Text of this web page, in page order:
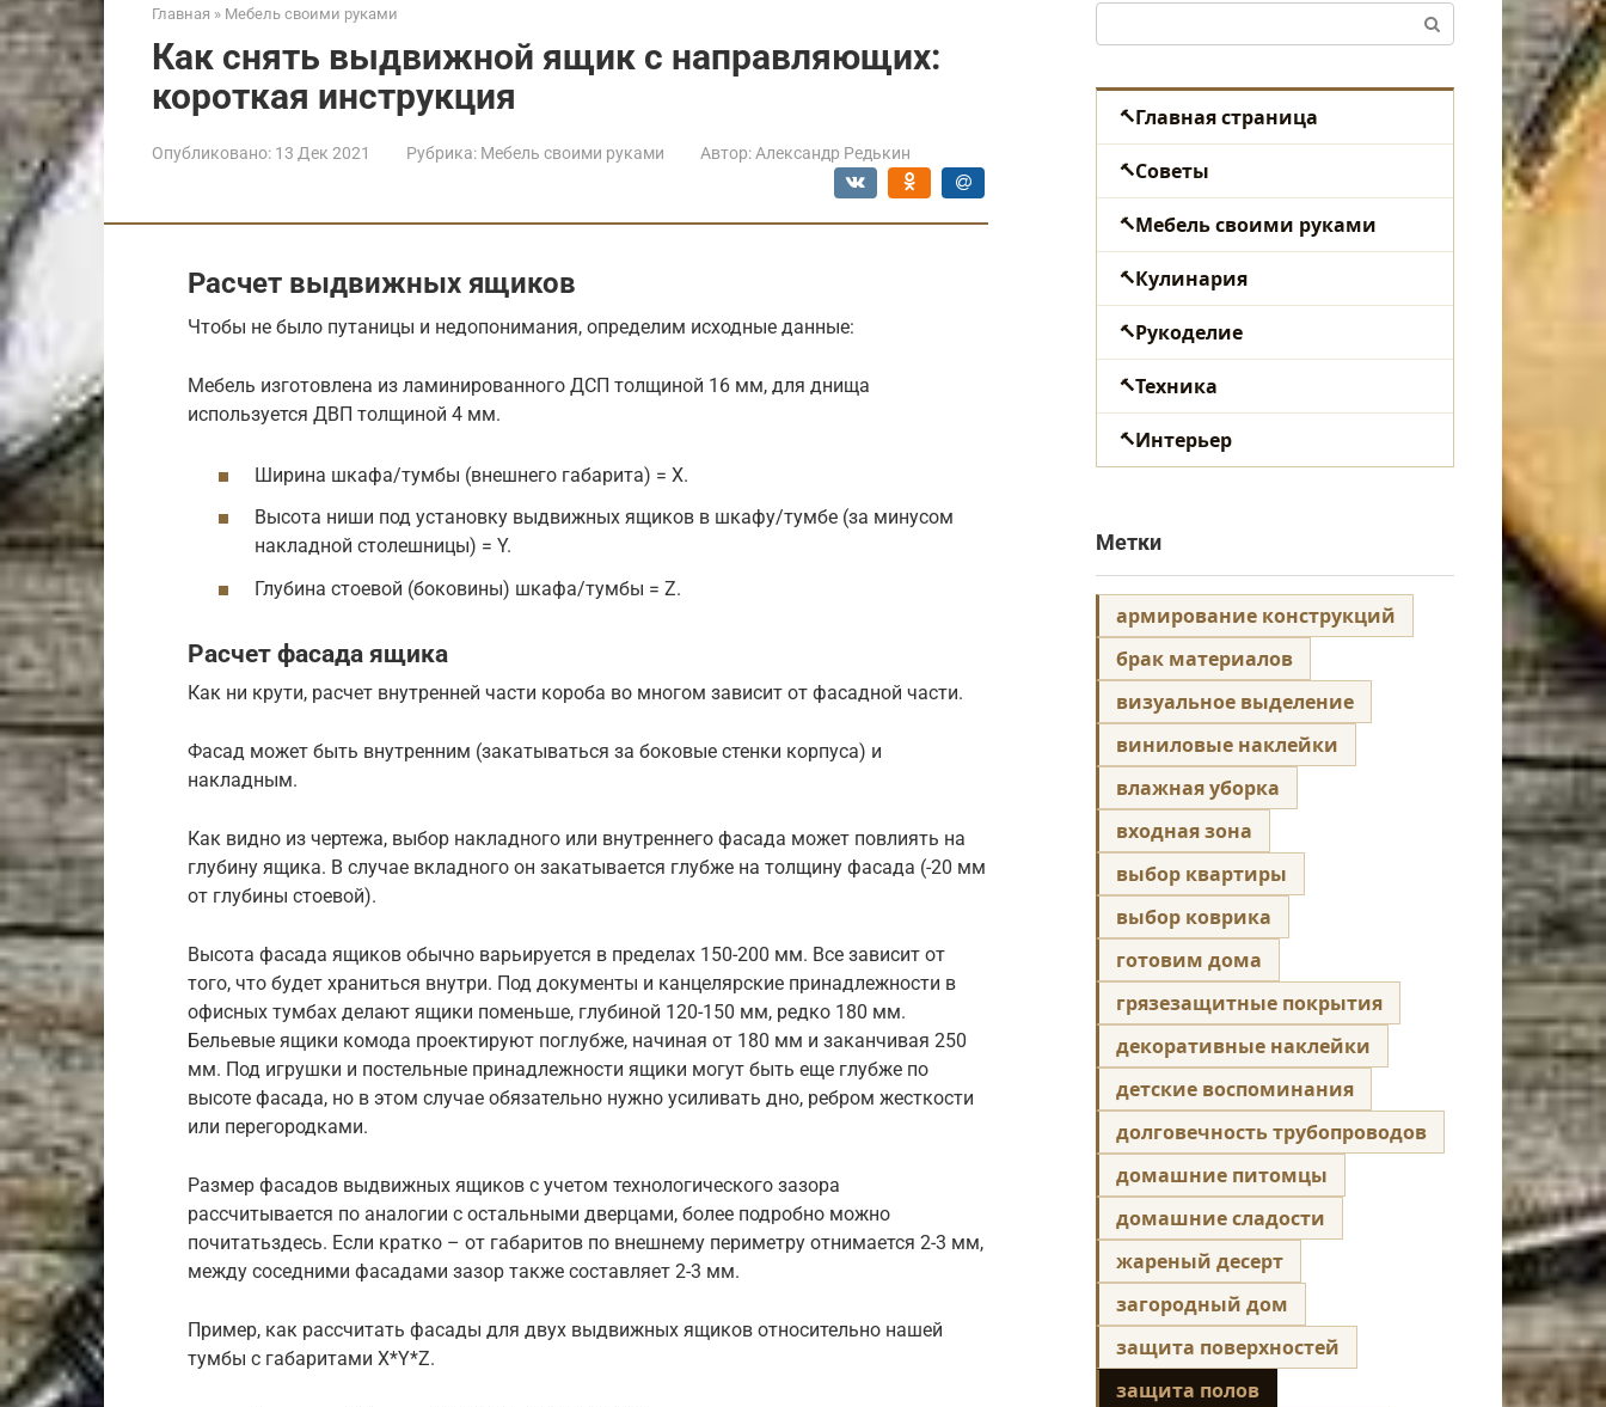
Главная » Мебель своими руками
Как снять выдвижной ящик с направляющих:
короткая инструкция
Опубликовано: 13 Дек 2021 Рубрика: Мебель своими руками Автор: Александр Редькин
Расчет выдвижных ящиков
Чтобы не было путаницы и недопонимания, определим исходные данные:
Мебель изготовлена из ламинированного ДСП толщиной 16 мм, для днища
используется ДВП толщиной 4 мм.
Ширина шкафа/тумбы (внешнего габарита) = Х.
Высота ниши под установку выдвижных ящиков в шкафу/тумбе (за минусом
накладной столешницы) = Y.
Глубина стоевой (боковины) шкафа/тумбы = Z.
Расчет фасада ящика
Как ни крути, расчет внутренней части короба во многом зависит от фасадной части.
Фасад может быть внутренним (закатываться за боковые стенки корпуса) и
накладным.
Как видно из чертежа, выбор накладного или внутреннего фасада может повлиять на
глубину ящика. В случае вкладного он закатывается глубже на толщину фасада (-20 мм
от глубины стоевой).
Высота фасада ящиков обычно варьируется в пределах 150-200 мм. Все зависит от
того, что будет храниться внутри. Под документы и канцелярские принадлежности в
офисных тумбах делают ящики поменьше, глубиной 120-150 мм, редко 180 мм.
Бельевые ящики комода проектируют поглубже, начиная от 180 мм и заканчивая 250
мм. Под игрушки и постельные принадлежности ящики могут быть еще глубже по
высоте фасада, но в этом случае обязательно нужно усиливать дно, ребром жесткости
или перегородками.
Размер фасадов выдвижных ящиков с учетом технологического зазора
рассчитывается по аналогии с остальными дверцами, более подробно можно
почитатьздесь. Если кратко – от габаритов по внешнему периметру отнимается 2-3 мм,
между соседними фасадами зазор также составляет 2-3 мм.
Пример, как рассчитать фасады для двух выдвижных ящиков относительно нашей
тумбы с габаритами X*Y*Z.
Главная страница
Советы
Мебель своими руками
Кулинария
Рукоделие
Техника
Интерьер
Метки
армирование конструкций
брак материалов
визуальное выделение
виниловые наклейки
влажная уборка
входная зона
выбор квартиры
выбор коврика
готовим дома
грязезащитные покрытия
декоративные наклейки
детские воспоминания
долговечность трубопроводов
домашние питомцы
домашние сладости
жареный десерт
загородный дом
защита поверхностей
защита полов